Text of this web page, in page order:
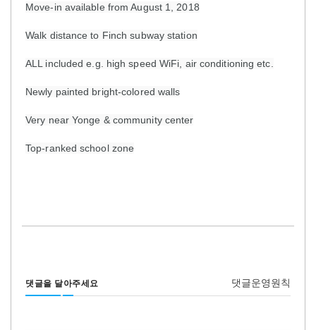
Move-in available from August 1, 2018
Walk distance to Finch subway station
ALL included e.g. high speed WiFi, air conditioning etc.
Newly painted bright-colored walls
Very near Yonge & community center
Top-ranked school zone
댓글을 달아주세요 댓글운영원칙